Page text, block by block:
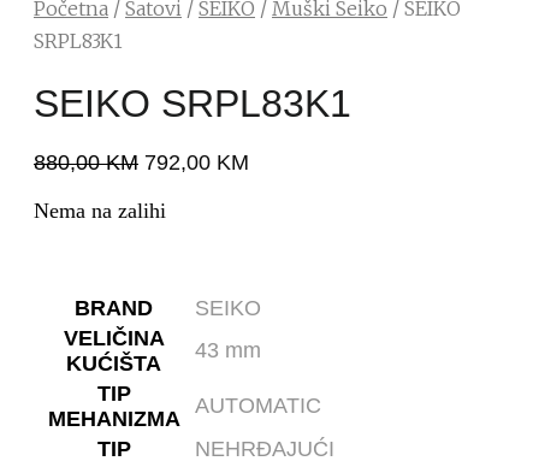
Početna / Satovi / SEIKO / Muški Seiko / SEIKO
SRPL83K1
SEIKO SRPL83K1
880,00KM 792,00 KM
Nema na zalihi
BRAND
SEIKO
VELIČINA
KUĆIŠTA
43 mm
TIP
MEHANIZMA
AUTOMATIC
TIP
NEHRĐAJUĆI